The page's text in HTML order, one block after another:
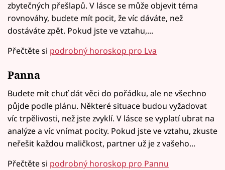
zbytečných přešlapů. V lásce se může objevit téma
rovnováhy, budete mít pocit, že víc dáváte, než
dostáváte zpět. Pokud jste ve vztahu,...
Přečtěte si podrobný horoskop pro Lva
Panna
Budete mít chuť dát věci do pořádku, ale ne všechno
půjde podle plánu. Některé situace budou vyžadovat
víc trpělivosti, než jste zvyklí. V lásce se vyplatí ubrat na
analýze a víc vnímat pocity. Pokud jste ve vztahu, zkuste
neřešit každou maličkost, partner už je z vašeho...
Přečtěte si podrobný horoskop pro Pannu